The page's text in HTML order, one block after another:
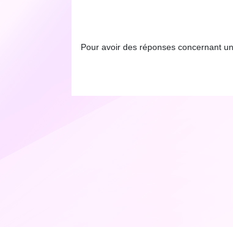
Pour avoir des réponses concernant